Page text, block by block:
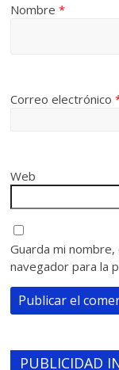
Nombre*
Correo electrónico
Web
Guarda mi
navegador para la
PUBLICIDAD